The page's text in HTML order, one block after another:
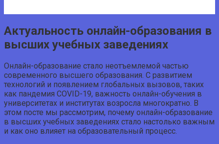
Актуальность онлайн-образования в
высших учебных заведениях
Онлайн-образование стало неотъемлемой частью
современного высшего образования. С развитием
технологий и появлением глобальных вызовов, таких
как пандемия COVID-19, важность онлайн-обучения в
университетах и институтах возросла многократно. В
этом посте мы рассмотрим, почему онлайн-образование
в высших учебных заведениях стало настолько важным
и как оно влияет на образовательный процесс.